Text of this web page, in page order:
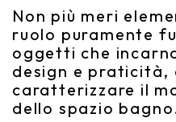
Non più meri
ruolo puramente
oggetti che
design e praticità,
caratterizzare il
dello spazio
Chrono 38/44
Crio
Rea
Miscelatori
Sanitari
Accessori
Finiture e materiali
Cataloghi